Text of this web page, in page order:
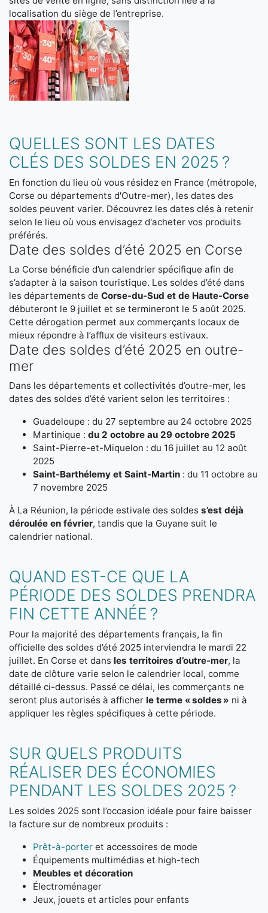
localisation du siège de l’entreprise.
QUELLES SONT LES DATES
CLÉS DES SOLDES EN 2025 ?
En fonction du lieu où vous résidez en France (métropole,
Corse ou départements d'Outre-mer), les dates des
soldes peuvent varier. Découvrez les dates clés à retenir
selon le lieu où vous envisagez d'acheter vos produits
préférés.
Date des soldes d’été 2025 en Corse
La Corse bénéficie d’un calendrier spécifique afin de
s’adapter à la saison touristique. Les soldes d’été dans
les départements de Corse-du-Sud et de Haute-Corse
débuteront le 9 juillet et se termineront le 5 août 2025.
Cette dérogation permet aux commerçants locaux de
mieux répondre à l’afflux de visiteurs estivaux.
Date des soldes d’été 2025 en outre-
mer
Dans les départements et collectivités d’outre-mer, les
dates des soldes d’été varient selon les territoires :
Guadeloupe : du 27 septembre au 24 octobre 2025
Martinique : du 2 octobre au 29 octobre 2025
Saint-Pierre-et-Miquelon : du 16 juillet au 12 août
2025
Saint-Barthélemy et Saint-Martin : du 11 octobre au
7 novembre 2025
À La Réunion, la période estivale des soldes s’est déjà
déroulée en février, tandis que la Guyane suit le
calendrier national.
QUAND EST-CE QUE LA
PÉRIODE DES SOLDES PRENDRA
FIN CETTE ANNÉE ?
Pour la majorité des départements français, la fin
officielle des soldes d’été 2025 interviendra le mardi 22
juillet. En Corse et dans les territoires d’outre-mer, la
date de clôture varie selon le calendrier local, comme
détaillé ci-dessus. Passé ce délai, les commerçants ne
seront plus autorisés à afficher le terme « soldes » ni à
appliquer les règles spécifiques à cette période.
SUR QUELS PRODUITS
RÉALISER DES ÉCONOMIES
PENDANT LES SOLDES 2025 ?
Les soldes 2025 sont l’occasion idéale pour faire baisser
la facture sur de nombreux produits :
Prêt-à-porter et accessoires de mode
Équipements multimédias et high-tech
Meubles et décoration
Électroménager
Jeux, jouets et articles pour enfants